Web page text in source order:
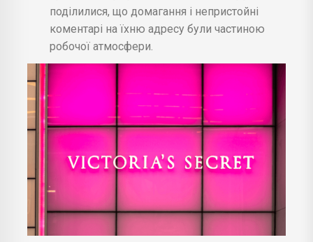
поділилися, що домагання і непристойні
коментарі на їхню адресу були частиною
робочої атмосфери.